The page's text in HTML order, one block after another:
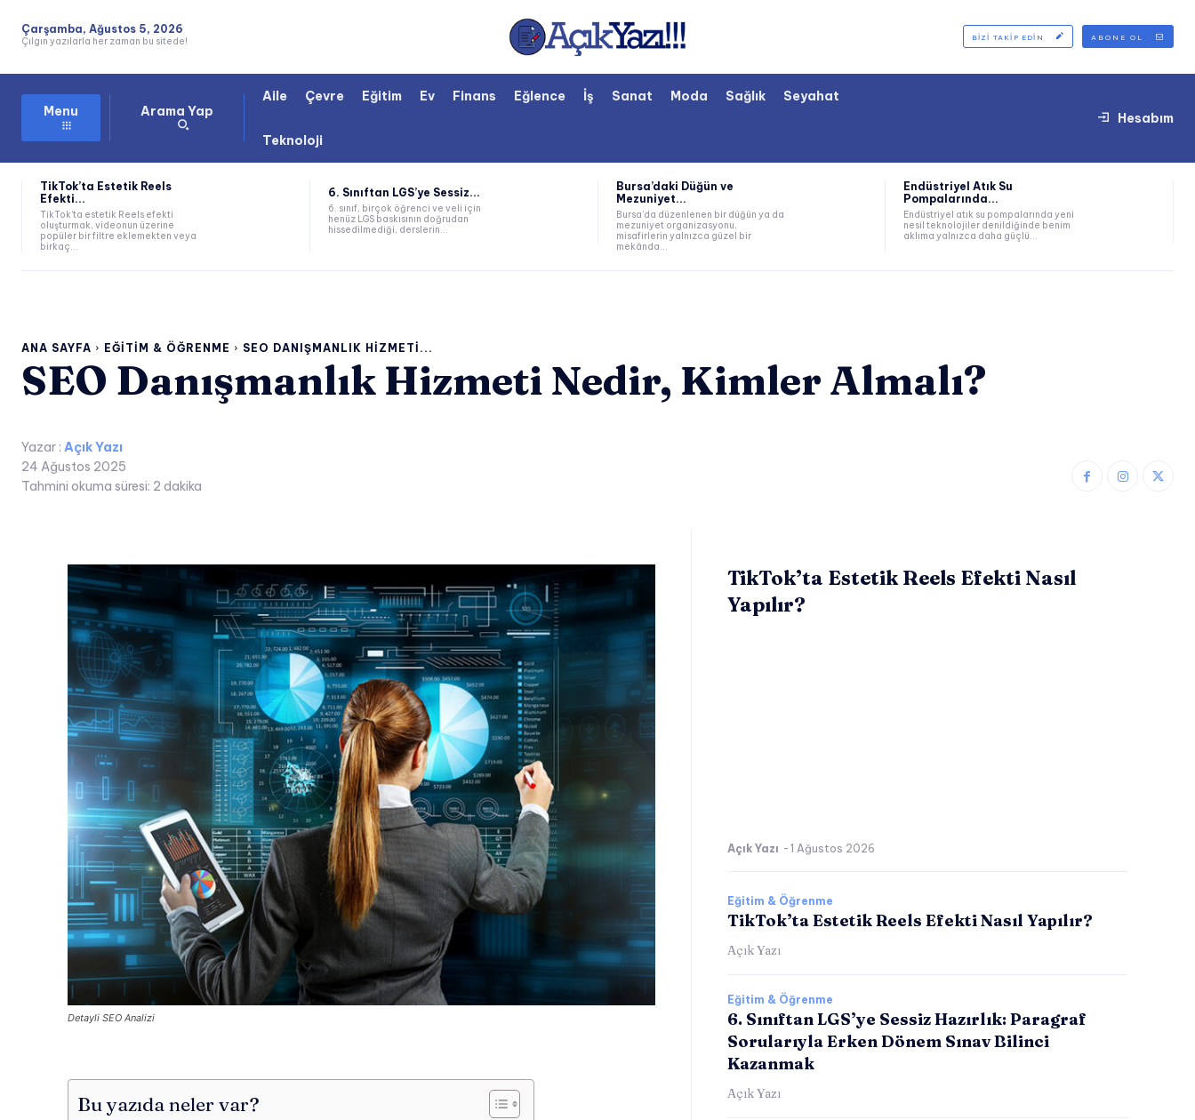
Çarşamba, Ağustos 5, 2026
Çılgın yazılarla her zaman bu sitede! BIZI TAKIP EDIN ABONE OL
Menu Arama Yap
Aile Çevre Eğitim Ev Finans Eğlence İş Sanat Moda Sağlık Seyahat
Teknoloji
Hesabım
TikTok’ta Estetik Reels
Efekti...
TikTok’ta estetik Reels efekti
oluşturmak, videonun üzerine
popüler bir filtre eklemekten veya
birkaç...
6. Sınıftan LGS’ye Sessiz...
6. sınıf, birçok öğrenci ve veli için
henüz LGS baskısının doğrudan
hissedilmediği, derslerin...
Bursa’daki Düğün ve
Mezuniyet...
Bursa’da düzenlenen bir düğün ya da
mezuniyet organizasyonu,
misafirlerin yalnızca güzel bir
mekânda...
Endüstriyel Atık Su
Pompalarında...
Endüstriyel atık su pompalarında yeni
nesil teknolojiler denildiğinde benim
aklıma yalnızca daha güçlü...
ANA SAYFA EĞITIM & ÖĞRENME SEO DANIŞMANLIK HIZMETI...
SEO Danışmanlık Hizmeti Nedir, Kimler Almalı?
Yazar : Açık Yazı
24 Ağustos 2025
Tahmini okuma süresi: 2 dakika
Detayli SEO Analizi
Bu yazıda neler var?
TikTok’ta Estetik Reels Efekti Nasıl
Yapılır?
Açık Yazı - 1 Ağustos 2026
Eğitim & Öğrenme
TikTok’ta Estetik Reels Efekti Nasıl Yapılır?
Açık Yazı
Eğitim & Öğrenme
6. Sınıftan LGS’ye Sessiz Hazırlık: Paragraf
Sorularıyla Erken Dönem Sınav Bilinci
Kazanmak
Açık Yazı